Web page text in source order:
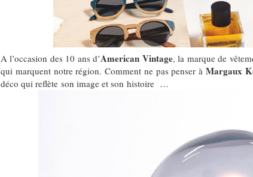
A l’occasion des 10 ans d’American Vintage, la marque de
qui marquent notre région. Comment ne pas penser à Margaux
déco qui reflète son image et son histoire …